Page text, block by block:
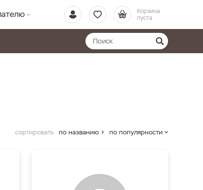
Корзина
пуста
сортировать по названию по популярности